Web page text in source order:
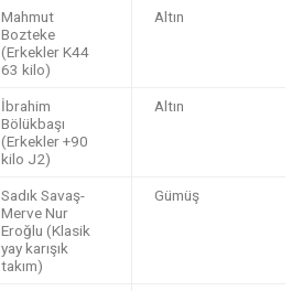
Mahmut
Bozteke
(Erkekler K44
63 kilo)
Altın
İbrahim
Bölükbaşı
(Erkekler +90
kilo J2)
Altın
Sadık Savaş-
Merve Nur
Eroğlu (Klasik
yay karışık
takım)
Gümüş